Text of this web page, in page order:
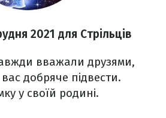
2021 для Стрільців
вважали друзями,
добряче підвести.
у своїй родині.